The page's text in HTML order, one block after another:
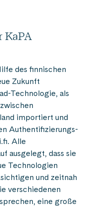
KaPA
des finnischen
Zukunft
Technologie, als
importiert und
Authentifizierungs-
Alle
ausgelegt, dass sie
Technologien
und zeitnah
verschiedenen
eine große